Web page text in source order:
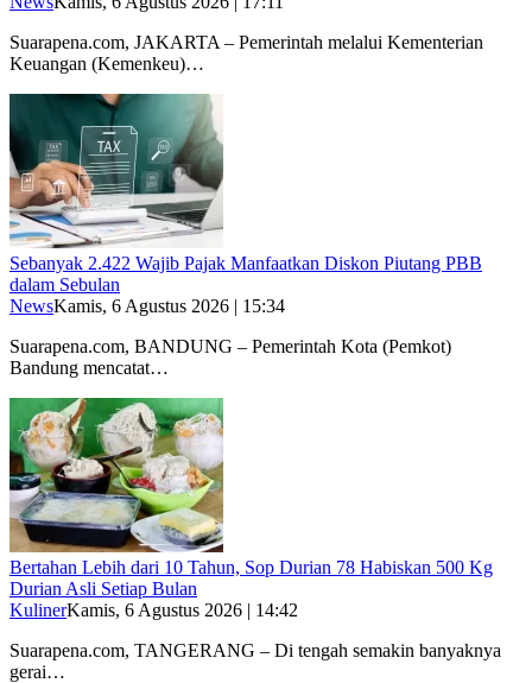
Suarapena.com, JAKARTA – Pemerintah melalui Kementerian
Keuangan (Kemenkeu)…
Sebanyak 2.422 Wajib Pajak Manfaatkan Diskon Piutang PBB
dalam Sebulan
NewsKamis, 6 Agustus 2026 | 15:34
Suarapena.com, BANDUNG – Pemerintah Kota (Pemkot)
Bandung mencatat…
Bertahan Lebih dari 10 Tahun, Sop Durian 78 Habiskan 500 Kg
Durian Asli Setiap Bulan
KulinerKamis, 6 Agustus 2026 | 14:42
Suarapena.com, TANGERANG – Di tengah semakin banyaknya
gerai…